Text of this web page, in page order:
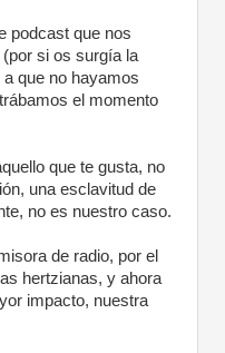
podcast que nos
si os surgía la
que no hayamos
el momento
que te gusta, no
una esclavitud de
no es nuestro caso.
de radio, por el
hertzianas, y ahora
impacto, nuestra